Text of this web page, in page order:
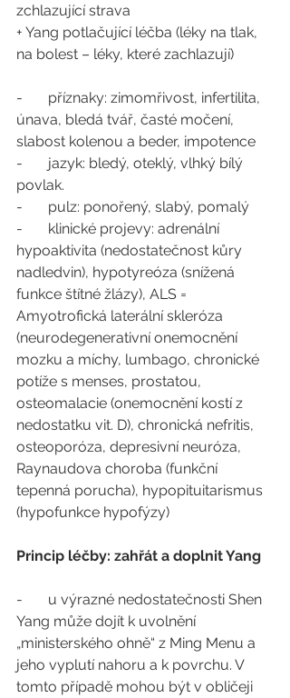
zchlazující strava
+ Yang potlačující léčba (léky na tlak,
na bolest – léky, které zachlazují)
-       příznaky: zimomřivost, infertilita,
únava, bledá tvář, časté močení,
slabost kolenou a beder, impotence
-       jazyk: bledý, oteklý, vlhký bílý
povlak.
-       pulz: ponořený, slabý, pomalý
-       klinické projevy: adrenální
hypoaktivita (nedostatečnost kůry
nadledvin), hypotyreóza (snížená
funkce štítné žlázy), ALS =
Amyotrofická laterální skleróza
(neurodegenerativní onemocnění
mozku a míchy, lumbago, chronické
potíže s menses, prostatou,
osteomalacie (onemocnění kostí z
nedostatku vit. D), chronická nefritis,
osteoporóza, depresivní neuróza,
Raynaudova choroba (funkční
tepenná porucha), hypopituitarismus
(hypofunkce hypofýzy)
Princip léčby: zahřát a doplnit Yang
-       u výrazné nedostatečnosti Shen
Yang může dojít k uvolnění
„ministerského ohně“ z Ming Menu a
jeho vyplutí nahoru a k povrchu. V
tomto případě mohou být v obličeji